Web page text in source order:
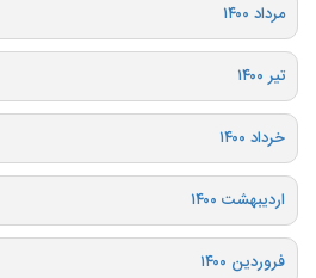
مرداد ۱۴۰۰
تیر ۱۴۰۰
خرداد ۱۴۰۰
اردیبهشت ۱۴۰۰
فروردین ۱۴۰۰